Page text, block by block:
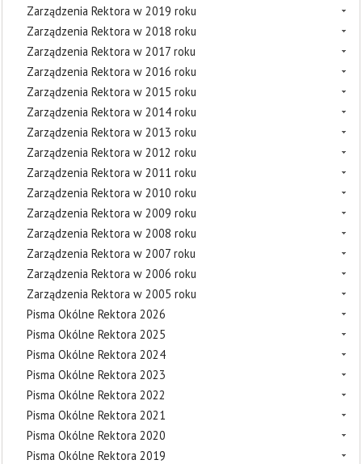
Zarządzenia Rektora w 2019 roku
Zarządzenia Rektora w 2018 roku
Zarządzenia Rektora w 2017 roku
Zarządzenia Rektora w 2016 roku
Zarządzenia Rektora w 2015 roku
Zarządzenia Rektora w 2014 roku
Zarządzenia Rektora w 2013 roku
Zarządzenia Rektora w 2012 roku
Zarządzenia Rektora w 2011 roku
Zarządzenia Rektora w 2010 roku
Zarządzenia Rektora w 2009 roku
Zarządzenia Rektora w 2008 roku
Zarządzenia Rektora w 2007 roku
Zarządzenia Rektora w 2006 roku
Zarządzenia Rektora w 2005 roku
Pisma Okólne Rektora 2026
Pisma Okólne Rektora 2025
Pisma Okólne Rektora 2024
Pisma Okólne Rektora 2023
Pisma Okólne Rektora 2022
Pisma Okólne Rektora 2021
Pisma Okólne Rektora 2020
Pisma Okólne Rektora 2019